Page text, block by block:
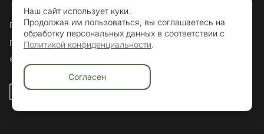
Пользовательское соглашение
Политика конфиденциальности
© «Брикхаус» 2015-2026. Все права защищены.
Наш сайт использует куки.
Продолжая им пользоваться, вы соглашаетесь на
обработку персональных данных в соответствии с
Политикой конфиденциальности.
Согласен